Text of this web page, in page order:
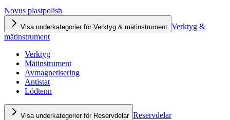
Novus plastpolish
Visa underkategorier för Verktyg & mätinstrument Verktyg &
mätinstrument
Verktyg
Mätinstrument
Avmagnetisering
Antistat
Lödtenn
Visa underkategorier för Reservdelar Reservdelar